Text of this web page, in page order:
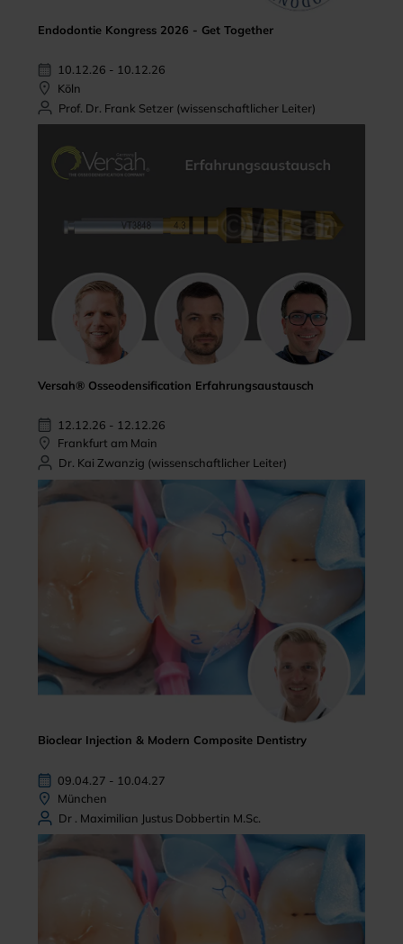
Endodontie Kongress 2026 - Get Together
10.12.26 - 10.12.26
Köln
Prof. Dr. Frank Setzer (wissenschaftlicher Leiter)
Versah® Osseodensification Erfahrungsaustausch
12.12.26 - 12.12.26
Frankfurt am Main
Dr. Kai Zwanzig (wissenschaftlicher Leiter)
Bioclear Injection & Modern Composite Dentistry
09.04.27 - 10.04.27
München
Dr . Maximilian Justus Dobbertin M.Sc.